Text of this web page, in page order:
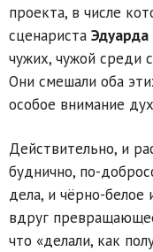
проекта, в числе
сценариста Эдуарда
чужих, чужой среди
Они смешали оба
особое внимание
Действительно, и
буднично, по-
дела, и чёрно-белое
вдруг
что «делали, как